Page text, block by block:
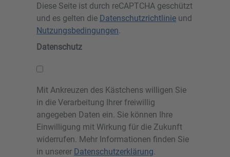
Diese Seite ist durch reCAPTCHA geschützt
und es gelten die Datenschutzrichtlinie und
Nutzungsbedingungen.
Datenschutz
Mit Ankreuzen des Kästchens willigen Sie
in die Verarbeitung Ihrer freiwillig
angegeben Daten ein. Sie können Ihre
Einwilligung mit Wirkung für die Zukunft
widerrufen. Mehr Informationen finden Sie
in unserer Datenschutzerklärung.